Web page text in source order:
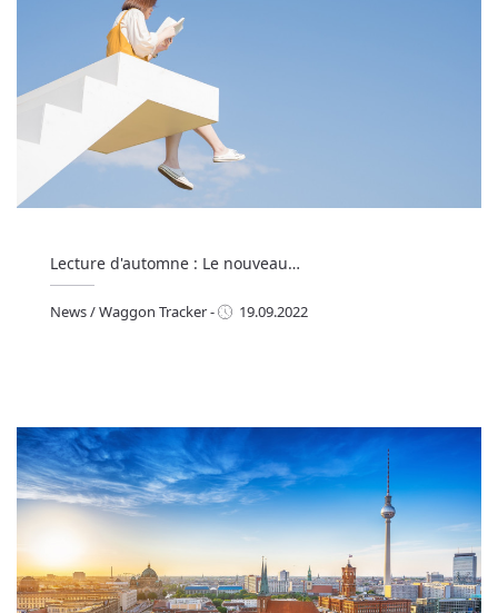
Lecture d'automne : Le nouveau…
News/Waggon Tracker-
19.09.2022